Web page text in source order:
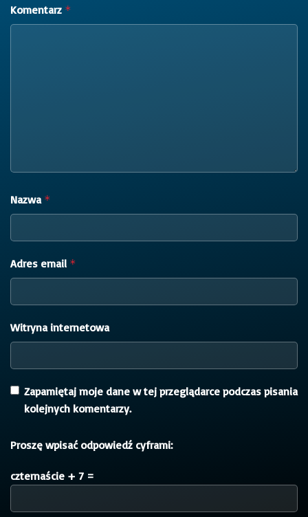
Komentarz *
Nazwa *
Adres email *
Witryna internetowa
Zapamiętaj moje dane w tej przeglądarce podczas pisania
kolejnych komentarzy.
Proszę wpisać odpowiedź cyframi:
czternaście + 7 =